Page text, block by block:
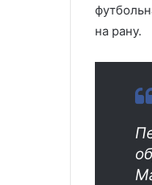
на рану.